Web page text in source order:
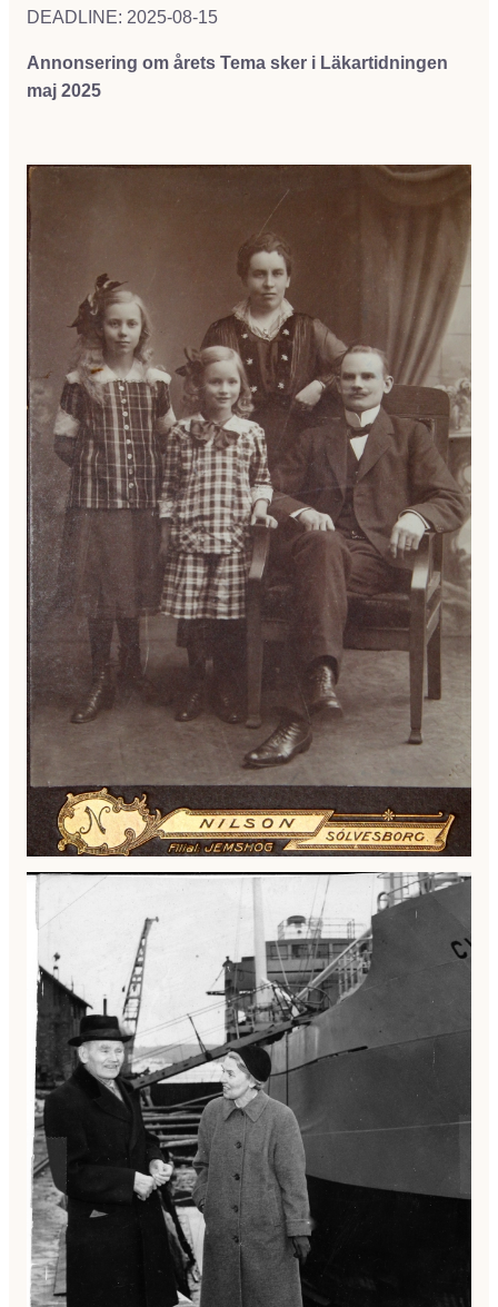
DEADLINE: 2025-08-15
Annonsering om årets Tema sker i Läkartidningen
maj 2025